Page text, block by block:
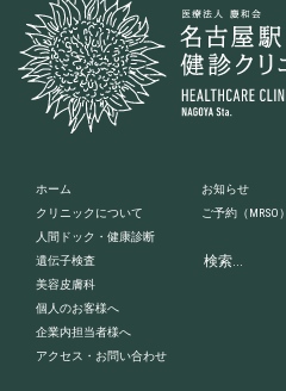
ホーム
クリニックについて
人間ドック・健康診断
遺伝子検査
美容皮膚科
個人のお客様へ
企業内担当者様へ
アクセス・お問い合わせ
お知らせ
ご予約 （MRSO）